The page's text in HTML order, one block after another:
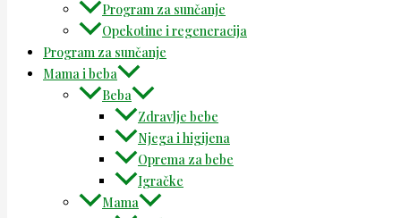
Program za sunčanje
Opekotine i regeneracija
Program za sunčanje
Mama i beba
Beba
Zdravlje bebe
Njega i higijena
Oprema za bebe
Igračke
Mama